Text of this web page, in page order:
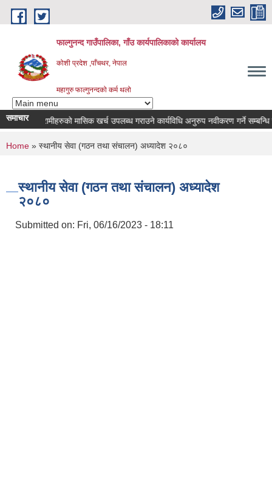
Skip to main content
फाल्गुनन्द गाउँपालिका, गाँउ कार्यपालिकाको कार्यालय
कोशी प्रदेश ,पाँचथर, नेपाल
महागुरु फाल्गुनन्दको कर्म थलो
समाचार
रोगका विरामीहरुको मासिक खर्च उपलब्ध गराउने कार्यविधि अनुरुप नवीकरण गर्ने सम्बन्धि
You are here
Home » स्थानीय सेवा (गठन तथा संचालन) अध्यादेश २०८०
स्थानीय सेवा (गठन तथा संचालन) अध्यादेश
२०८०
Submitted on: Fri, 06/16/2023 - 18:11